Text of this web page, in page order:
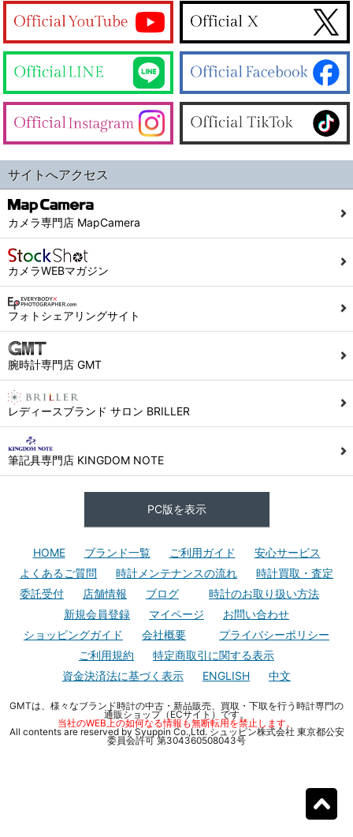
サイトへアクセス
カメラ専門店 MapCamera
カメラWEBマガジン
フォトシェアリングサイト
腕時計専門店 GMT
レディースブランド サロン BRILLER
筆記具専門店 KINGDOM NOTE
PC版を表示
HOME ブランド一覧 ご利用ガイド
安心サービス
よくあるご質問
時計メンテナンスの流れ
時計買取・査定
委託受付
店舗情報 ブログ
時計のお取り扱い方法
新規会員登録
マイページ
お問い合わせ
ショッピングガイド
会社概要
プライバシーポリシー
ご利用規約
特定商取引に関する表示
資金決済法に基づく表示
ENGLISH 中文
GMTは、様々なブランド時計の中古・新品販売、買取・下取を行う時計専門の
通販ショップ（ECサイト）です。
当社のWEB上の如何なる情報も無断転用を禁止します。
All contents are reserved by Syuppin Co.,Ltd. シュッピン株式会社 東京都公安
委員会許可 第304360508043号